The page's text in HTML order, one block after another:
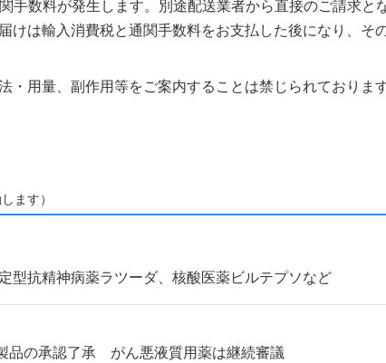
手数料が発生します。別途配送業者から直接のご請求
けは輸入消費税と通関手数料をお支払した後になり、そ
用量、副作用等をご案内することは禁じられております
ます）
抗精神病薬ラツーダ、核酸医薬ビルテプソなど
品の承認了承 がん悪液質用薬は継続審議